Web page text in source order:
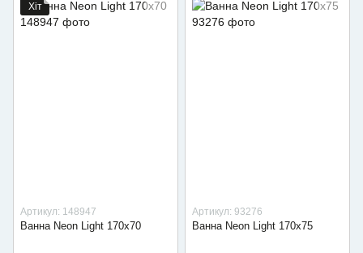
Хіт
Артикул: 148947
Ванна Neon Light 170х70
Артикул: 93276
Ванна Neon Light 170х75